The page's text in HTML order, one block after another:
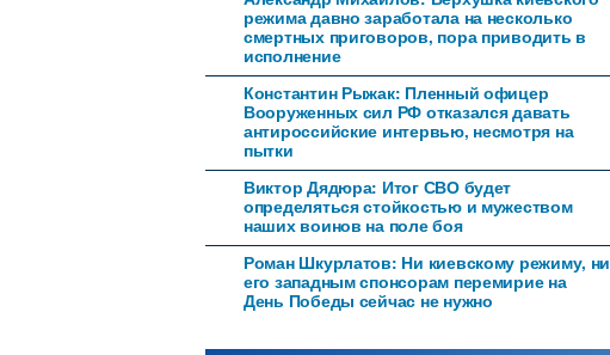
режима давно заработала на несколько
смертных приговоров, пора приводить в
исполнение
Константин Рыжак: Пленный офицер
Вооруженных сил РФ отказался давать
антироссийские интервью, несмотря на
пытки
Виктор Дядюра: Итог СВО будет
определяться стойкостью и мужеством
наших воинов на поле боя
Роман Шкурлатов: Ни киевскому режиму, ни
его западным спонсорам перемирие на
День Победы сейчас не нужно